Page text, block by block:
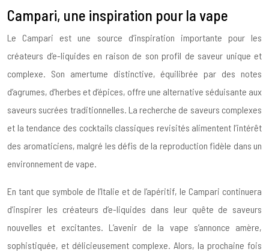
Campari, une inspiration pour la vape
Le Campari est une source d’inspiration importante pour les
créateurs d’e-liquides en raison de son profil de saveur unique et
complexe. Son amertume distinctive, équilibrée par des notes
d’agrumes, d’herbes et d’épices, offre une alternative séduisante aux
saveurs sucrées traditionnelles. La recherche de saveurs complexes
et la tendance des cocktails classiques revisités alimentent l’intérêt
des aromaticiens, malgré les défis de la reproduction fidèle dans un
environnement de vape.
En tant que symbole de l’Italie et de l’apéritif, le Campari continuera
d’inspirer les créateurs d’e-liquides dans leur quête de saveurs
nouvelles et excitantes. L’avenir de la vape s’annonce amère,
sophistiquée, et délicieusement complexe. Alors, la prochaine fois